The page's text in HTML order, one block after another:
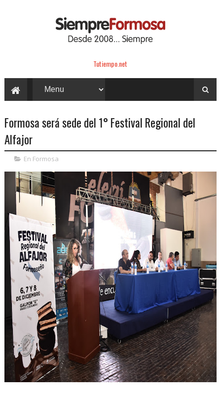
Tutiempo.net
Formosa será sede del 1° Festival Regional del
Alfajor
En Formosa